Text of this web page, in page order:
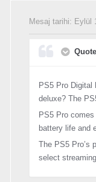
Mesaj tarihi: Eylül
Quote
PS5 Pro Digital
deluxe? The
PS5 Pro
battery life and
The PS5 Pro’s
select